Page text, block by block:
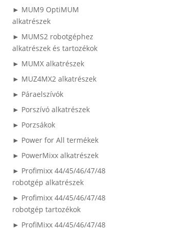
► MUM9 OptiMUM
alkatrészek
► MUMS2 robotgéphez
alkatrészek és tartozékok
► MUMX alkatrészek
► MUZ4MX2 alkatrészek
► Páraelszívók
► Porszívó alkatrészek
► Porzsákok
► Power for All termékek
► PowerMixx alkatrészek
► Profimixx 44/45/46/47/48
robotgép alkatrészek
► Profimixx 44/45/46/47/48
robotgép tartozékok
► ProfiMixx 44/45/46/47/48